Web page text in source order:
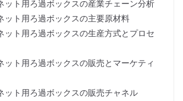
ット用ろ過ボックスの産業チェーン分析
ット用ろ過ボックスの主要原材料
ット用ろ過ボックスの生産方式とプロセ
ット用ろ過ボックスの販売とマーケティ
ット用ろ過ボックスの販売チャネル